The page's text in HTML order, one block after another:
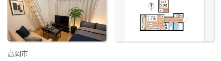
高岡市